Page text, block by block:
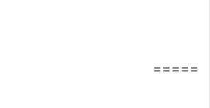
=====